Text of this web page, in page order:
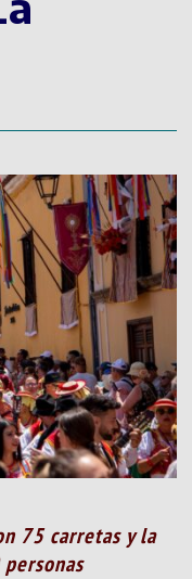
75 carretas y la